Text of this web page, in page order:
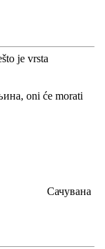
je vrsta
oni će morati
Сачувана